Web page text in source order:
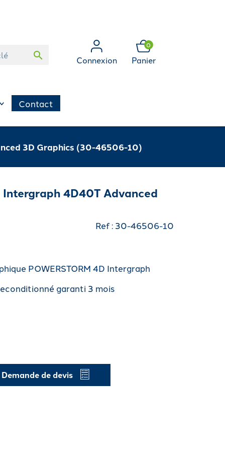
search Connexion Panier
0
Contact
3D Graphics (30-46506-10)
Intergraph 4D40T Advanced
Ref : 30-46506-10
POWERSTORM 4D Intergraph
garanti 3 mois
Demande de devis